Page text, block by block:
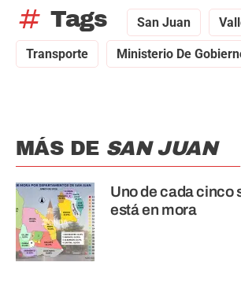
tag Tags San Juan
Transporte Ministerio De
MÁS DE SAN JUAN
Uno de cada cinco
está en mora